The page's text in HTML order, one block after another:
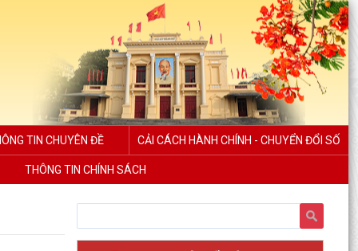
TIN CHUYÊN ĐỀ CẢI CÁCH HÀNH CHÍNH - CHUYỂN ĐỔI SỐ
THÔNG TIN CHÍNH SÁCH